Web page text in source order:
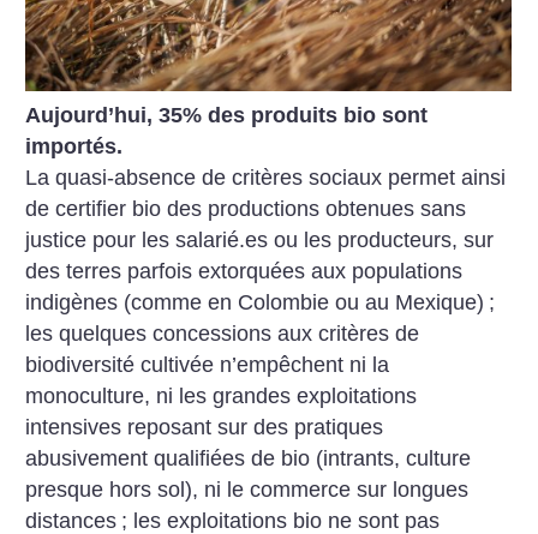
Aujourd’hui, 35% des produits bio sont
importés.
La quasi-absence de critères sociaux permet ainsi
de certifier bio des productions obtenues sans
justice pour les salarié.es ou les producteurs, sur
des terres parfois extorquées aux populations
indigènes (comme en Colombie ou au Mexique) ;
les quelques concessions aux critères de
biodiversité cultivée n’empêchent ni la
monoculture, ni les grandes exploitations
intensives reposant sur des pratiques
abusivement qualifiées de bio (intrants, culture
presque hors sol), ni le commerce sur longues
distances ; les exploitations bio ne sont pas